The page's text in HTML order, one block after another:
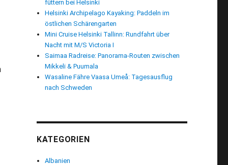
füttern bei Helsinki
Helsinki Archipelago Kayaking: Paddeln im
östlichen Schärengarten
Mini Cruise Helsinki Tallinn: Rundfahrt über
Nacht mit M/S Victoria I
Saimaa Radreise: Panorama-Routen zwischen
Mikkeli & Puumala
Wasaline Fähre Vaasa Umeå: Tagesausflug
nach Schweden
KATEGORIEN
Albanien